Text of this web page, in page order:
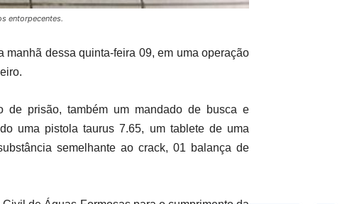
entorpecentes.
dessa quinta-feira 09, em uma operação
de prisão, também um mandado de busca e
uma pistola taurus 7.65, um tablete de uma
semelhante ao crack, 01 balança de